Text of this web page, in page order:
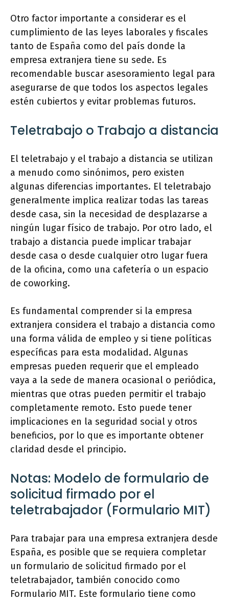
Otro factor importante a considerar es el
cumplimiento de las leyes laborales y fiscales
tanto de España como del país donde la
empresa extranjera tiene su sede. Es
recomendable buscar asesoramiento legal para
asegurarse de que todos los aspectos legales
estén cubiertos y evitar problemas futuros.
Teletrabajo o Trabajo a distancia
El teletrabajo y el trabajo a distancia se utilizan
a menudo como sinónimos, pero existen
algunas diferencias importantes. El teletrabajo
generalmente implica realizar todas las tareas
desde casa, sin la necesidad de desplazarse a
ningún lugar físico de trabajo. Por otro lado, el
trabajo a distancia puede implicar trabajar
desde casa o desde cualquier otro lugar fuera
de la oficina, como una cafetería o un espacio
de coworking.
Es fundamental comprender si la empresa
extranjera considera el trabajo a distancia como
una forma válida de empleo y si tiene políticas
específicas para esta modalidad. Algunas
empresas pueden requerir que el empleado
vaya a la sede de manera ocasional o periódica,
mientras que otras pueden permitir el trabajo
completamente remoto. Esto puede tener
implicaciones en la seguridad social y otros
beneficios, por lo que es importante obtener
claridad desde el principio.
Notas: Modelo de formulario de
solicitud firmado por el
teletrabajador (Formulario MIT)
Para trabajar para una empresa extranjera desde
España, es posible que se requiera completar
un formulario de solicitud firmado por el
teletrabajador, también conocido como
Formulario MIT. Este formulario tiene como